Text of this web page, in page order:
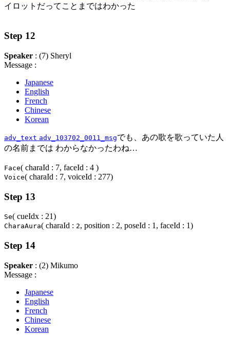
イロットだってことまではわかった
Step 12
Speaker : (7) Sheryl
Message :
Japanese
English
French
Chinese
Korean
adv_text adv_103702_0011_msgでも、あの歌を歌っていた人
の名前までは わからなかったわね…
Face( charaId : 7, faceId : 4 )
Voice( charaId : 7, voiceId : 277)
Step 13
Se( cueIdx : 21)
CharaAura( charaId : 2, position : 2, poseId : 1, faceId : 1)
Step 14
Speaker : (2) Mikumo
Message :
Japanese
English
French
Chinese
Korean